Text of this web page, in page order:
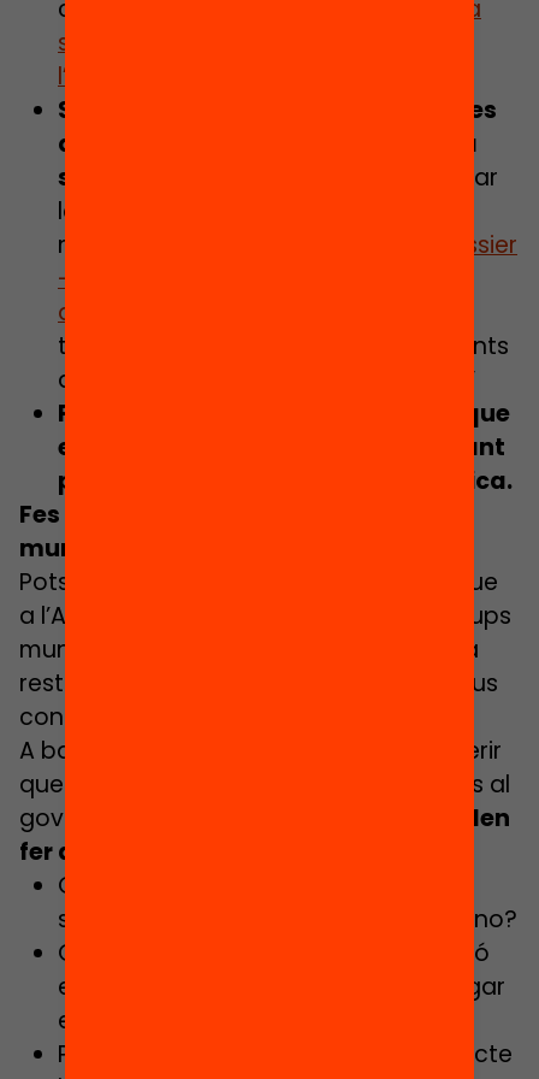
consultar el document “
Combatre la
segregació escolar: de l’amenaça a
l’oportunitat
Subratlla amb claredat les mesures
que es poden emprendre contra la
segregació escolar.
Els pots recordar
les 6 mesures d’urgència o les 6
mesures a mig i llarg termini del “
Dossier
– Preinscripció i segregació escolar
davant la Covid-19
també la infografia “6 mesures urgents
que pot impulsar el teu ajuntament”
Pregunta quines són les mesures que
el govern municipal està desplegant
per fer front a aquesta problemàtica.
Fes arribar informació als grups
municipals
Pots fer arribar la mateixa informació que
a l’Alcalde o Alcaldessa a la resta de grups
municipals de l’Ajuntament, és a dir, a la
resta de partits polítics. Trobaràs els seus
contactes al web de l’Ajuntament.
A banda de sensibilitzar-los, pots suggerir
que des de l’oposició es facin preguntes al
govern.
Algunes preguntes que es poden
fer al govern municipal poden ser:
Quines de les 6 mesures urgents ja
s’estan aplicant al municipi, i quines no?
Quines mesures contra la segregació
escolar s’està planificant de desplegar
en els propers 3 mesos?
Pensa l’Ajuntament promoure un pacte